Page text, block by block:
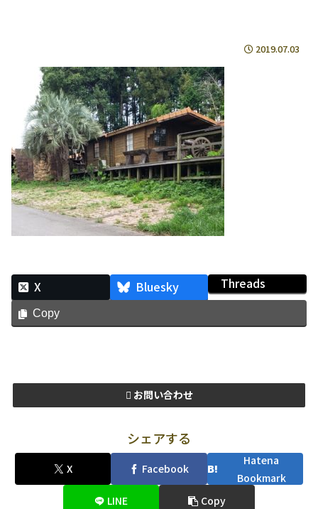
2019.07.03
X Bluesky Threads
Copy
お問い合わせ
シェアする
X Facebook
Hatena
Bookmark
LINE
Copy